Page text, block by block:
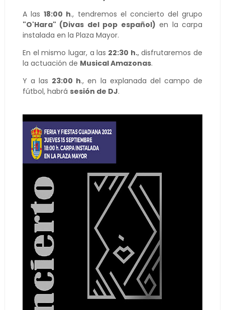
A las18:00 h., tendremos el concierto del grupo
"O'Hara" (Divas del pop español) en la carpa
instalada en la Plaza Mayor.
En el mismo lugar, a las 22:30 h., disfrutaremos de
la actuación de Musical Amazonas.
Y a las 23:00 h., en la explanada del campo de
fútbol, habrá sesión de DJ.